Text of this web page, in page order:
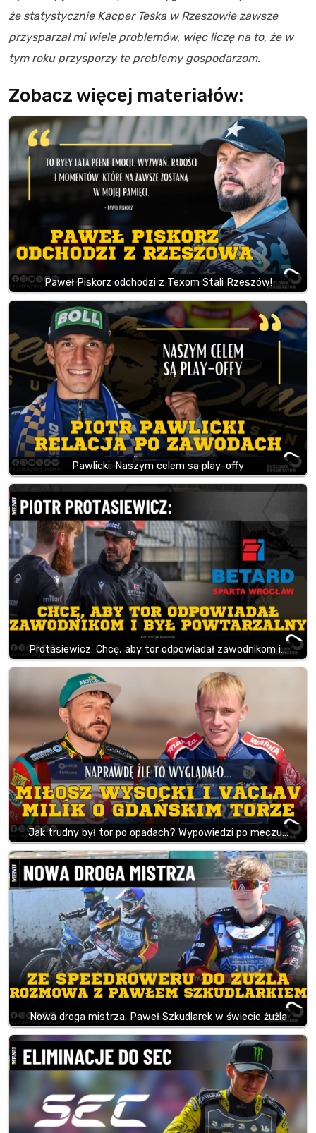
że statystycznie Kacper Teska w Rzeszowie zawsze
przysparzał mi wiele problemów, więc liczę na to, że w
tym roku przysporzy te problemy gospodarzom.
Zobacz więcej materiałów:
Paweł Piskorz odchodzi z Texom Stali Rzeszów!
Pawlicki: Naszym celem są play-offy
Protasiewicz: Chcę, aby tor odpowiadał zawodnikom i…
Jak trudny był tor po opadach? Wypowiedzi po meczu…
Nowa droga mistrza. Paweł Szkudlarek w świecie żużla